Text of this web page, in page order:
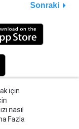
Sonraki
için
nasıl
Fazla